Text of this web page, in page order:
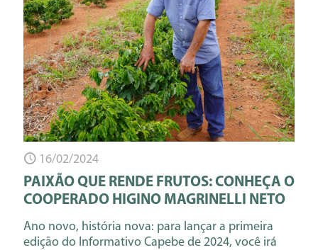
16/02/2024
PAIXÃO QUE RENDE FRUTOS: CONHEÇA O
COOPERADO HIGINO MAGRINELLI NETO
Ano novo, história nova: para lançar a primeira
edição do Informativo Capebe de 2024, você irá